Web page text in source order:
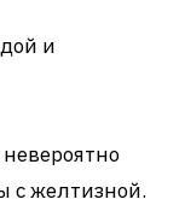
и
с желтизной.